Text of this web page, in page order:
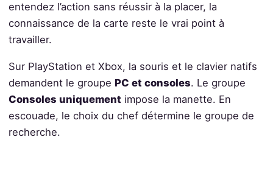
entendez l’action sans réussir à la placer, la
connaissance de la carte reste le vrai point à
travailler.
Sur PlayStation et Xbox, la souris et le clavier natifs
demandent le groupe PC et consoles. Le groupe
Consoles uniquement impose la manette. En
escouade, le choix du chef détermine le groupe de
recherche.